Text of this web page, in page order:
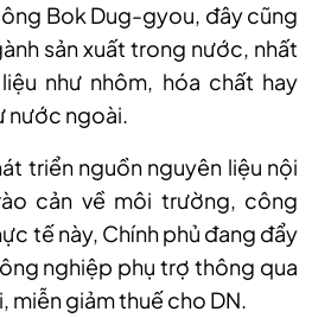
ông Bok Dug-gyou, đây cũng
sản xuất trong nước, nhất
như nhôm, hóa chất hay
nước ngoài.
triển nguồn nguyên liệu nội
cản về môi trường, công
tế này, Chính phủ đang đẩy
nghiệp phụ trợ thông qua
miễn giảm thuế cho DN.